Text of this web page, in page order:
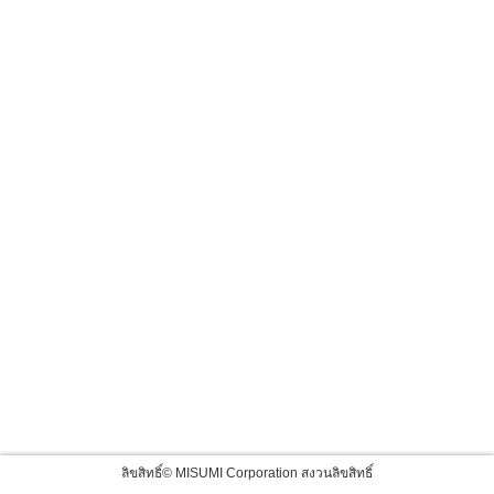
ลิขสิทธิ์© MISUMI Corporation สงวนลิขสิทธิ์